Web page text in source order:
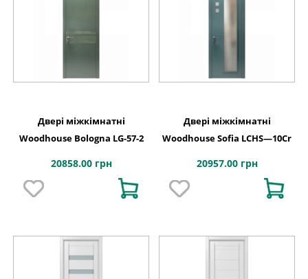
Двері міжкімнатні
Woodhouse Bologna LG-57-2
20858.00 грн
Двері міжкімнатні
Woodhouse Sofia LCHS—10Cr
20957.00 грн